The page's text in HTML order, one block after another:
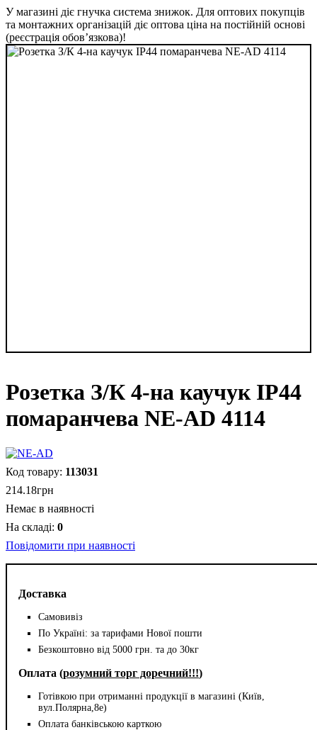
У магазині діє гнучка система знижок. Для оптових покупців
та монтажних організацій діє оптова ціна на постійній основі
(реєстрація обов’язкова)!
Розетка З/К 4-на каучук IP44
помаранчева NE-AD 4114
Доставка
Самовивіз
По Україні: за тарифами Нової пошти
Безкоштовно від 5000 грн. та до 30кг
Оплата (розумний торг доречний!!!)
Готівкою при отриманні продукції в магазині (Київ,
вул.Полярна,8е)
Оплата банківською карткою
113031
214.18грн
Немає в наявності
0
Повідомити при наявності